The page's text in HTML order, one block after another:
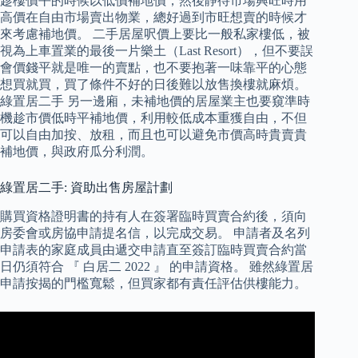
高價在自由市場賣出物業，總好過到市旺想賣的時候才
來考慮補地價。 二手居屋呎價上要比一般私家樓低，被
視為上車置業的最後一片樂土（Last Resort），但不要誤
會價錢平就是唯一的賣點，也不要抱著一味靠平的心態
想買就買，買了條件不好的日後難以放售換樓就麻煩。
綠置居二手 另一邊廂，未補地價的居屋業主也要窺準時
機趁市價低時平補地價，利用較低成本重獲自由，不但
可以自由加按、放租，而且也可以避免市價高時貴賣貴
補地價，與政府瓜分利潤。
綠置居二手: 資助出售房屋計劃
購買資格證明書的持有人在簽署臨時買賣合約後，須向
房委會或房協申請提名信，以完成交易。 申請者及名列
申請表的家庭成員由遞交申請直至簽訂臨時買賣合約當
日仍須符合 『 白居二 2022 』 的申請資格。 雖然綠置居
申請按揭的門檻寬鬆，但買家都有責任評估供樓能力。